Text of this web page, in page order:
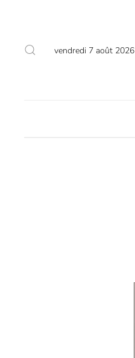
vendredi 7 août 2026